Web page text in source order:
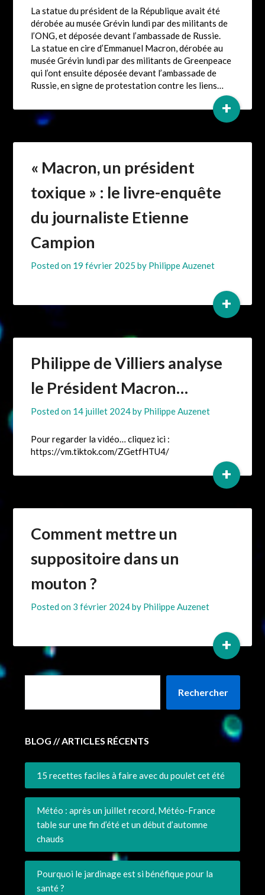
La statue du président de la République avait été
dérobée au musée Grévin lundi par des militants de
l’ONG, et déposée devant l’ambassade de Russie.
La statue en cire d’Emmanuel Macron, dérobée au
musée Grévin lundi par des militants de Greenpeace
qui l’ont ensuite déposée devant l’ambassade de
Russie, en signe de protestation contre les liens…
+
« Macron, un président
toxique » : le livre-enquête
du journaliste Etienne
Campion
Posted on 19 février 2025 by Philippe Auzenet
+
Philippe de Villiers analyse
le Président Macron…
Posted on 14 juillet 2024by Philippe Auzenet
Pour regarder la vidéo… cliquez ici :
https://vm.tiktok.com/ZGetfHTU4/
+
Comment mettre un
suppositoire dans un
mouton ?
Posted on 3 février 2024by Philippe Auzenet
+
Rechercher
BLOG // ARTICLES RÉCENTS
15 recettes faciles à faire avec du poulet cet été
Météo : après un juillet record, Météo-France
table sur une fin d’été et un début d’automne
chauds
Pourquoi le jardinage est si bénéfique pour la
santé ?